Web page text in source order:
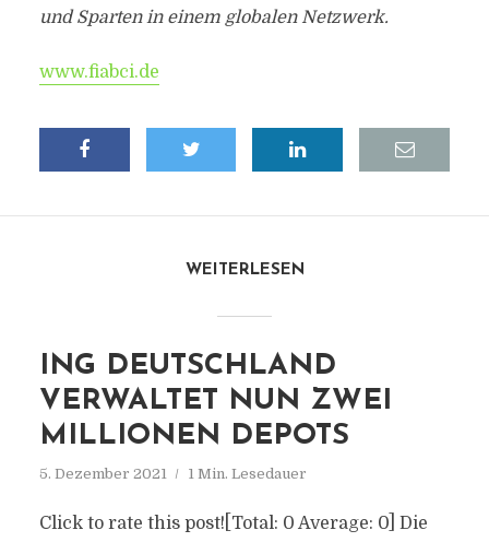
und Sparten in einem globalen Netzwerk.
www.fiabci.de
WEITERLESEN
ING DEUTSCHLAND
VERWALTET NUN ZWEI
MILLIONEN DEPOTS
5. Dezember 2021 1 Min. Lesedauer
Click to rate this post![Total: 0 Average: 0] Die